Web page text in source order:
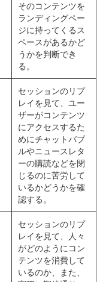
そのコンテンツを
ランディングペー
ジに持ってくるス
ペースがあるかど
うかを判断でき
る。
セッションのリプ
レイを見て、ユー
ザーがコンテンツ
にアクセスするた
めにチャットバブ
ルやニュースレタ
ーの購読などを閉
じるのに苦労して
いるかどうかを確
認する。
セッションのリプ
レイを見て、人々
がどのようにコン
テンツを消費して
いるのか、また、